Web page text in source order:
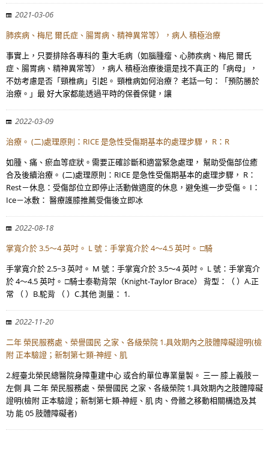
2021-03-06
肺疾病、梅尼 爾氏症、腸胃病、精神異常等），病人 積極治療
事實上，只要排除各專科的 重大毛病（如腦腫瘤、心肺疾病、梅尼 爾氏
症、腸胃病、精神異常等），病人 積極治療後還是找不真正的「病母」，
不妨考慮是否「頸椎病」引起。 頸椎病如何治療？ 老話一句：「預防勝於
治療。」最 好大家都能透過平時的保養保健，讓
2022-03-09
治療。 (二)處理原則：RICE 是急性受傷期基本的處理步驟， R：R
如腫、痛、瘀血等症狀。需要正確診斷和適當緊急處理， 幫助受傷部位癒
合及後續治療。 (二)處理原則：RICE 是急性受傷期基本的處理步驟， R：
Rest－休息：受傷部位立即停止活動做適度的休息，避免進一步受傷。 I：
Ice－冰敷： 醫療護膝推薦受傷後立即冰
2022-08-18
掌寬介於 3.5～4 英吋。 L 號：手掌寬介於 4～4.5 英吋。 □騎
手掌寬介於 2.5~3 英吋。 M 號：手掌寬介於 3.5～4 英吋。 L 號：手掌寬介
於 4～4.5 英吋。 □騎士泰勒背架（Knight-Taylor Brace） 背型：（ ）A.正
常 （ ）B.駝背 （ ）C.其他 測量： 1.
2022-11-20
二年 榮民服務處、榮譽國民 之家、各級榮院 1.具效期內之肢體障礙證明(檢
附 正本驗證；新制第七類-神經、肌
2.經臺北榮民總醫院身障重建中心 或合約單位專業量製。 三一 膝上義肢－
左側 具 二年 榮民服務處、榮譽國民 之家、各級榮院 1.具效期內之肢體障礙
證明(檢附 正本驗證；新制第七類-神經、肌 肉、骨骼之移動相關構造及其
功 能 05 肢體障礙者)